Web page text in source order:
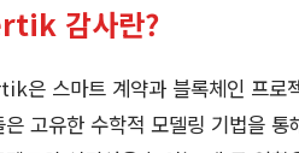
감사란?
은 스마트 계약과 블록체인 프로
은 고유한 수학적 모델링 기법을